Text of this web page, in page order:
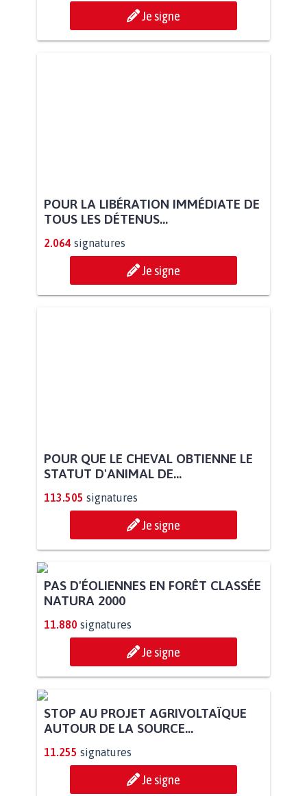
Je signe
POUR LA LIBÉRATION IMMÉDIATE DE
TOUS LES DÉTENUS...
2.064 signatures
Je signe
POUR QUE LE CHEVAL OBTIENNE LE
STATUT D'ANIMAL DE...
113.505 signatures
Je signe
PAS D'ÉOLIENNES EN FORÊT CLASSÉE
NATURA 2000
11.880 signatures
Je signe